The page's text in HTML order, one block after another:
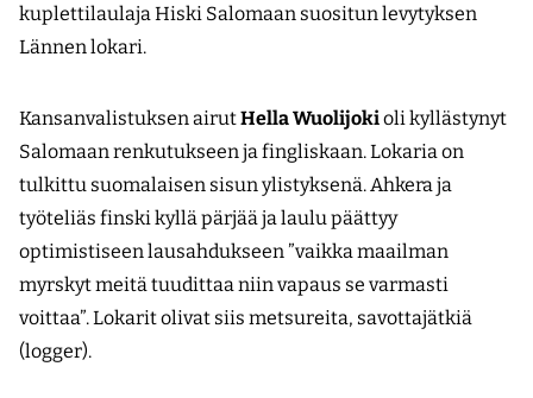
kuplettilaulaja Hiski Salomaan suositun levytyksen
Lännen lokari.
Kansanvalistuksen airutHella Wuolijokioli kyllästynyt
Salomaan renkutukseen ja fingliskaan. Lokaria on
tulkittu suomalaisen sisun ylistyksenä. Ahkera ja
työteliäs finski kyllä pärjää ja laulu päättyy
optimistiseen lausahdukseen ”vaikka maailman
myrskyt meitä tuudittaa niin vapaus se varmasti
voittaa”. Lokarit olivat siis metsureita, savottajätkiä
(logger).